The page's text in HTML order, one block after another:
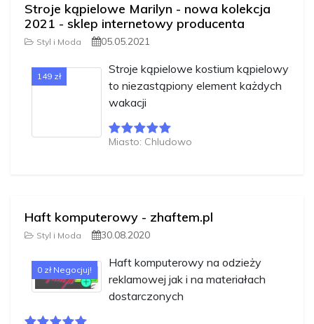
Stroje kąpielowe Marilyn - nowa kolekcja
2021 - sklep internetowy producenta
Styl i Moda 05.05.2021
149 zł
Stroje kąpielowe kostium kąpielowy
to niezastąpiony element każdych
wakacji
Miasto: Chludowo
Haft komputerowy - zhaftem.pl
Styl i Moda 30.08.2020
0 zł Negocjuj!
Haft komputerowy na odzieży
reklamowej jak i na materiałach
dostarczonych